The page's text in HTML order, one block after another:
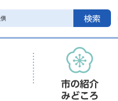
検索
市の紹介
みどころ